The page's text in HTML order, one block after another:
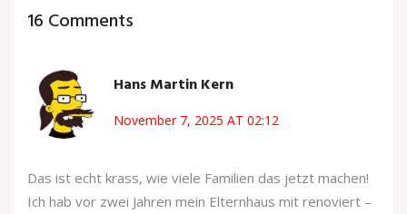
16 Comments
Hans Martin Kern
November 7, 2025 AT 02:12
Das ist echt krass, wie viele Familien das jetzt machen!
Ich hab vor zwei Jahren mein Elternhaus mit renoviert –